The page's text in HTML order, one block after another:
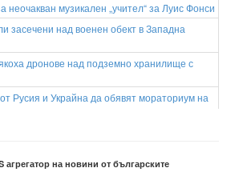
неочакван музикален „учител“ за Луис Фонси
засечени над военен обект в Западна
дронове над подземно хранилище с
Русия и Украйна да обявят мораториум на
море
агрегатор на новини от българските